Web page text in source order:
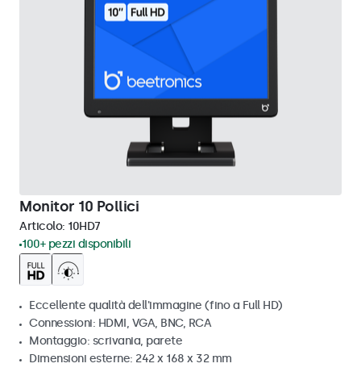
Monitor 10 Pollici
Articolo: 10HD7
100+ pezzi disponibili
Eccellente qualità dell'immagine (fino a Full HD)
Connessioni: HDMI, VGA, BNC, RCA
Montaggio: scrivania, parete
Dimensioni esterne: 242 x 168 x 32 mm